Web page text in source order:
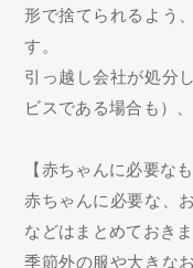
形で捨てられるよう
す。
引っ越し会社が処分
ビスである場合も）
【赤ちゃんに必要な
赤ちゃんに必要な、
などはまとめておきま
季節外の服や大きな